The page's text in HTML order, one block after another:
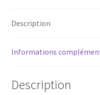
Description
Informations
Description